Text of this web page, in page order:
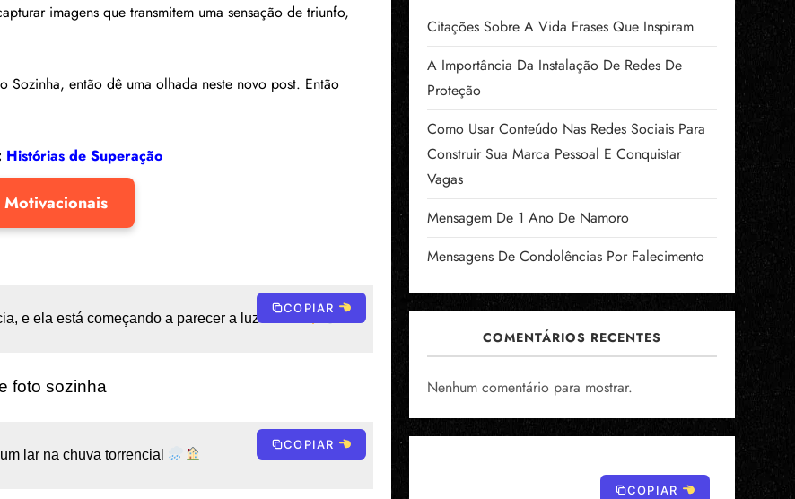
imagens que transmitem uma sensação de triunfo,
Sozinha, então dê uma olhada neste novo post. Então
Histórias de Superação
Motivacionais
e ela está começando a parecer a luz do sol
COPIAR
foto sozinha
lar na chuva torrencial
COPIAR
Citações Sobre A Vida Frases Que Inspiram
A Importância Da Instalação De Redes De
Proteção
Como Usar Conteúdo Nas Redes Sociais Para
Construir Sua Marca Pessoal E Conquistar
Vagas
Mensagem De 1 Ano De Namoro
Mensagens De Condolências Por Falecimento
COMENTÁRIOS RECENTES
Nenhum comentário para mostrar.
COPIAR